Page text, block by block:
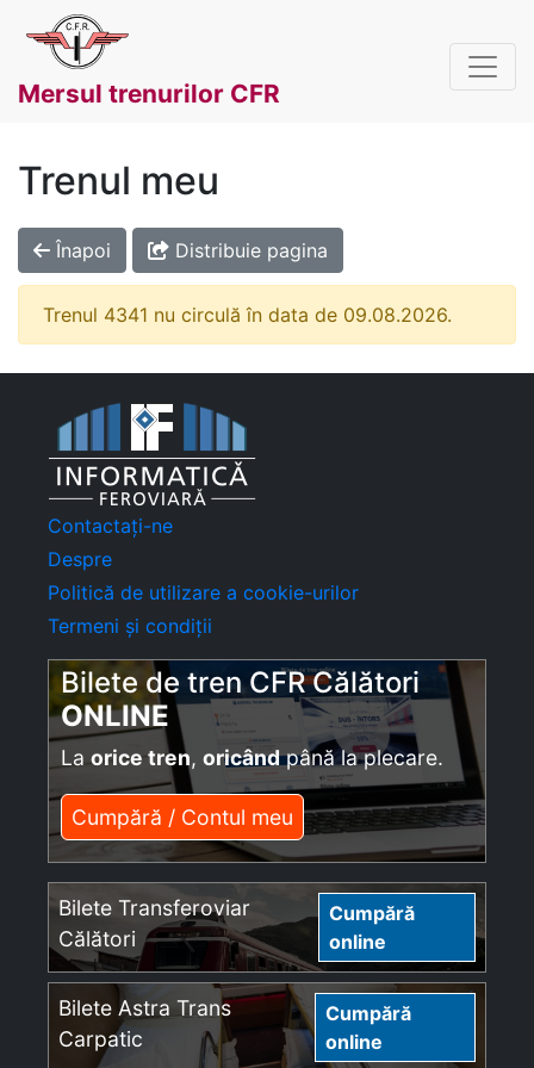
Mersul trenurilor CFR
Trenul meu
Înapoi Distribuie pagina
Trenul 4341 nu circulă în data de 09.08.2026.
Contactați-ne
Despre
Politică de utilizare a cookie-urilor
Termeni și condiții
Bilete de tren CFR Călători
ONLINE
La orice tren, oricândpână la plecare.
Cumpără / Contul meu
Bilete Transferoviar
Călători
Cumpără
online
Bilete Astra Trans
Carpatic
Cumpără
online